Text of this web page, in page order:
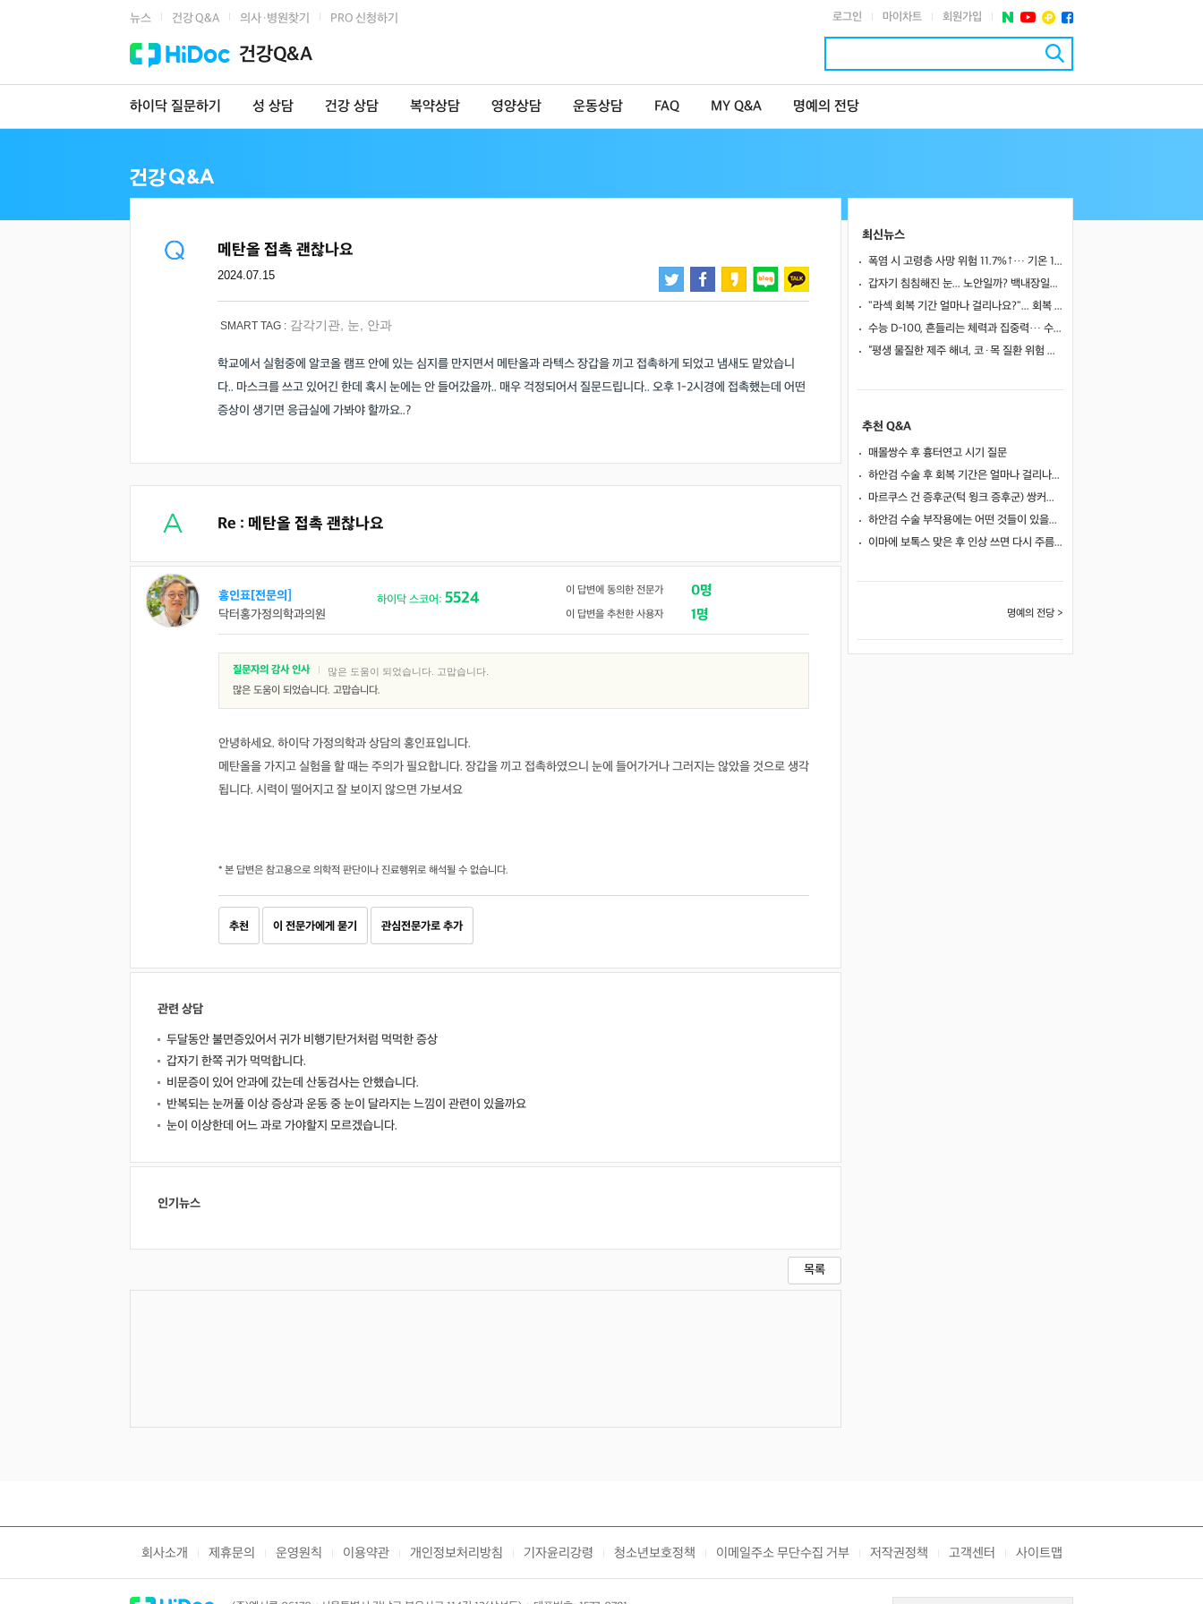
뉴스 건강 Q&A 의사·병원찾기 PRO 신청하기 로그인 마이차트 회원가입
건강Q&A
하이닥 질문하기 성 상담 건강 상담 복약상담 영양상담 운동상담 FAQ MY Q&A 명예의 전당
메탄올 접촉 괜찮나요
2024.07.15
SMART TAG : 감각기관 눈 안과
학교에서 실험중에 알코올 램프 안에 있는 심지를 만지면서 메탄올과 라텍스 장갑을 끼고 접촉하게 되었고 냄새도 맡았습니
다.. 마스크를 쓰고 있어긴 한데 혹시 눈에는 안 들어갔을까.. 매우 걱정되어서 질문드립니다.. 오후 1-2시경에 접촉했는데 어떤
증상이 생기면 응급실에 가봐야 할까요..?
Re : 메탄올 접촉 괜찮나요
홍인표[전문의]
닥터홍가정의학과의원
하이닥 스코어: 5524 이 답변에 동의한 전문가 0명
이 답변을 추천한 사용자 1명
질문자의 감사 인사 많은 도움이 되었습니다. 고맙습니다.
많은 도움이 되었습니다. 고맙습니다.
안녕하세요. 하이닥 가정의학과 상담의 홍인표입니다.
메탄올을 가지고 실험을 할 때는 주의가 필요합니다. 장갑을 끼고 접촉하였으니 눈에 들어가거나 그러지는 않았을 것으로 생각
됩니다. 시력이 떨어지고 잘 보이지 않으면 가보셔요
* 본 답변은 참고용으로 의학적 판단이나 진료행위로 해석될 수 없습니다.
추천 이 전문가에게 묻기 관심전문가로 추가
관련 상담
두달동안 불면증있어서 귀가 비행기탄거처럼 먹먹한 증상
갑자기 한쪽 귀가 먹먹합니다.
비문증이 있어 안과에 갔는데 산동검사는 안했습니다.
반복되는 눈꺼풀 이상 증상과 운동 중 눈이 달라지는 느낌이 관련이 있을까요
눈이 이상한데 어느 과로 가야할지 모르겠습니다.
인기뉴스
목록
최신뉴스
폭염 시 고령층 사망 위험 11.7%↑… 기온 1도 오를 때마다 위험 높아져
갑자기 침침해진 눈... 노안일까? 백내장일까?
"라섹 회복 기간 얼마나 걸리나요?"... 회복 과정과 일상 복귀 시점
수능 D-100, 흔들리는 체력과 집중력… 수험생 영양 관리 어떻게 할까
“평생 물질한 제주 해녀, 코·목 질환 위험 높았다”… 10년 추적 연구 결과
추천 Q&A
매몰쌍수 후 흉터연고 시기 질문
하안검 수술 후 회복 기간은 얼마나 걸리나요?
마르쿠스 건 증후군(턱 윙크 증후군) 쌍커풀 수술 가능 여부
하안검 수술 부작용에는 어떤 것들이 있을까요?
이마에 보톡스 맞은 후 인상 쓰면 다시 주름이 생길까요?
명예의 전당 >
회사소개 제휴문의 운영원칙 이용약관 개인정보처리방침 기자윤리강령 청소년보호정책 이메일주소 무단수집 거부 저작권정책 고객센터 사이트맵